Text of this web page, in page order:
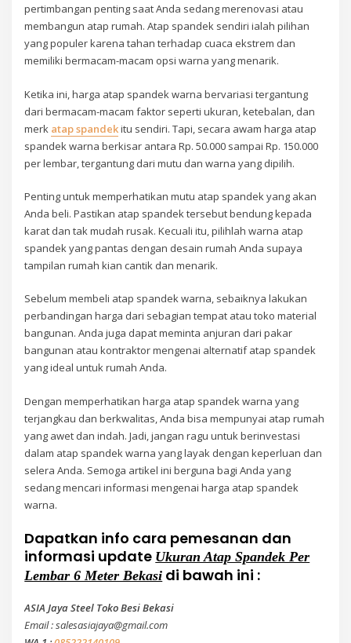
pertimbangan penting saat Anda sedang merenovasi atau
membangun atap rumah. Atap spandek sendiri ialah pilihan
yang populer karena tahan terhadap cuaca ekstrem dan
memiliki bermacam-macam opsi warna yang menarik.
Ketika ini, harga atap spandek warna bervariasi tergantung
dari bermacam-macam faktor seperti ukuran, ketebalan, dan
merk atap spandekitu sendiri. Tapi, secara awam harga atap
spandek warna berkisar antara Rp. 50.000 sampai Rp. 150.000
per lembar, tergantung dari mutu dan warna yang dipilih.
Penting untuk memperhatikan mutu atap spandek yang akan
Anda beli. Pastikan atap spandek tersebut bendung kepada
karat dan tak mudah rusak. Kecuali itu, pilihlah warna atap
spandek yang pantas dengan desain rumah Anda supaya
tampilan rumah kian cantik dan menarik.
Sebelum membeli atap spandek warna, sebaiknya lakukan
perbandingan harga dari sebagian tempat atau toko material
bangunan. Anda juga dapat meminta anjuran dari pakar
bangunan atau kontraktor mengenai alternatif atap spandek
yang ideal untuk rumah Anda.
Dengan memperhatikan harga atap spandek warna yang
terjangkau dan berkwalitas, Anda bisa mempunyai atap rumah
yang awet dan indah. Jadi, jangan ragu untuk berinvestasi
dalam atap spandek warna yang layak dengan keperluan dan
selera Anda. Semoga artikel ini berguna bagi Anda yang
sedang mencari informasi mengenai harga atap spandek
warna.
Dapatkan info cara pemesanan dan
informasi update Ukuran Atap Spandek Per
Lembar 6 Meter Bekasi di bawah ini :
ASIA Jaya Steel Toko Besi Bekasi
Email : salesasiajaya@gmail.com